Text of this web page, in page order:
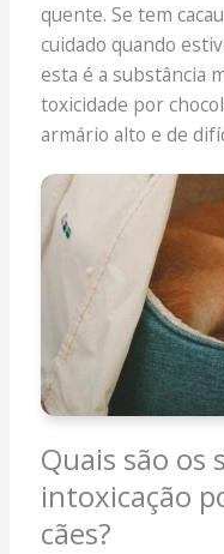
quente. Se tem
cuidado quando
esta é a substância
toxicidade por
armário alto e de
Quais são os
intoxicação
cães?